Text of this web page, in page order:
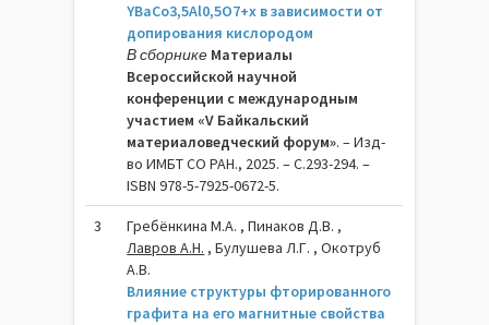
YBaCo3,5Al0,5O7+x в зависимости от
допирования кислородом
В сборнике Материалы
Всероссийской научной
конференции с международным
участием «V Байкальский
материаловедческий форум». – Изд-
во ИМБТ СО РАН., 2025. – C.293-294. –
ISBN 978-5-7925-0672-5.
3
Гребёнкина М.А. , Пинаков Д.В. ,
Лавров А.Н. , Булушева Л.Г. , Окотруб
А.В.
Влияние структуры фторированного
графита на его магнитные свойства